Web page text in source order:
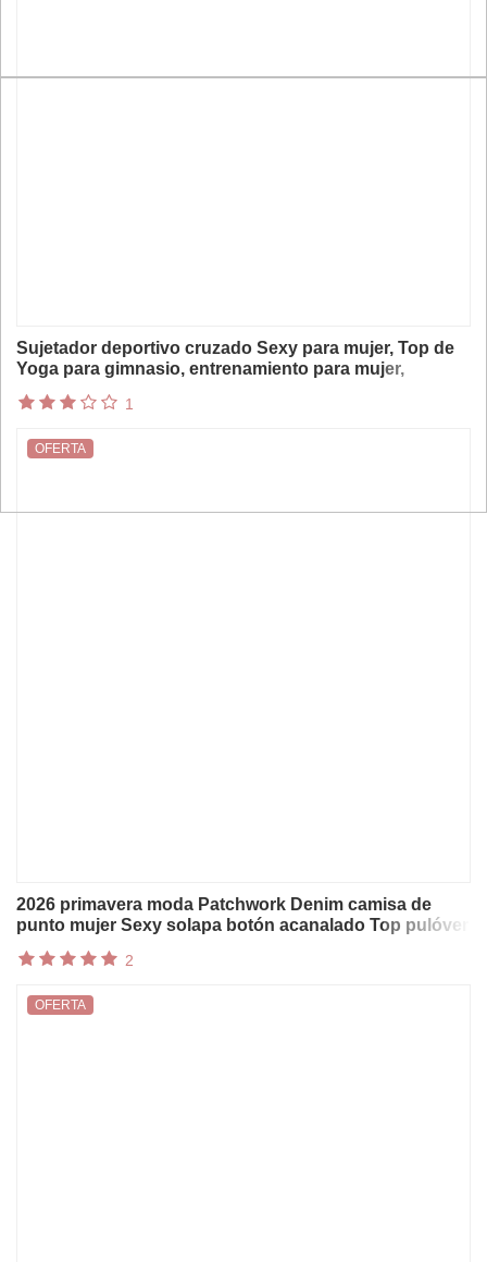
Sujetador deportivo cruzado Sexy para mujer, Top de
Yoga para gimnasio, entrenamiento para mujer,
elástica para mujer, camiseta sin mangas para
1
2026 primavera moda Patchwork Denim camisa de
punto mujer Sexy solapa botón acanalado Top pulóver
OFERTA
2
OFERTA